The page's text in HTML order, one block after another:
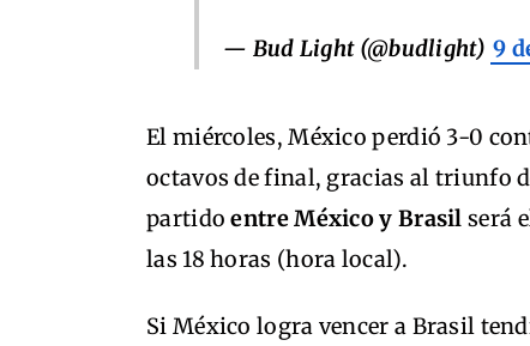
— Bud Light (@budlight) 9
El miércoles, México perdió 3-0
octavos de final, gracias al triunfo
partidoentre México y Brasilserá
las 18 horas (hora local).
Si México logra vencer a Brasil